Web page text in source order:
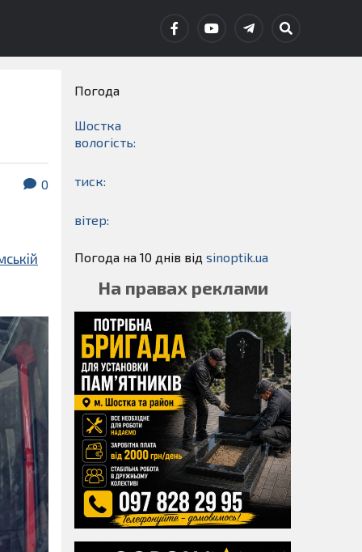
0
Погода
Шостка
вологість:
тиск:
вітер:
Погода на 10 днів від sinoptik.ua
На правах реклами